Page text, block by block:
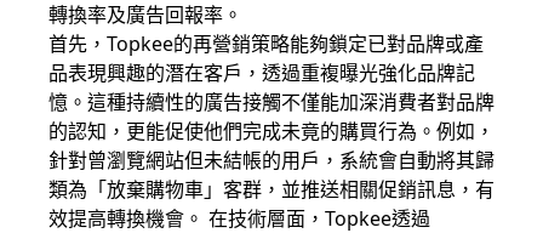
轉換率及廣告回報率。
首先，Topkee的再營銷策略能夠鎖定已對品牌或產
品表現興趣的潛在客戶，透過重複曝光強化品牌記
憶。這種持續性的廣告接觸不僅能加深消費者對品牌
的認知，更能促使他們完成未竟的購買行為。例如，
針對曾瀏覽網站但未結帳的用戶，系統會自動將其歸
類為「放棄購物車」客群，並推送相關促銷訊息，有
效提高轉換機會。 在技術層面，Topkee透過